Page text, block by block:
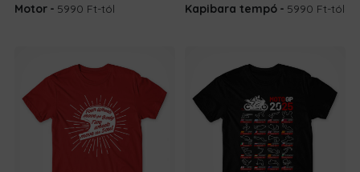
Motor 5990 Ft-tól Kapibara tempó 5990 Ft-tól